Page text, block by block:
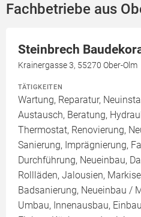
Fachbetriebe aus
Steinbrech
Krainergasse 3, 55270 Ober-Olm
TÄTIGKEITEN
Wartung, Reparatur,
Austausch, Beratung,
Thermostat, Renovierung,
Sanierung, Imprägnierung,
Durchführung, Neueinbau,
Rollläden, Jalousien,
Badsanierung, Neueinbau /
Umbau, Innenausbau,